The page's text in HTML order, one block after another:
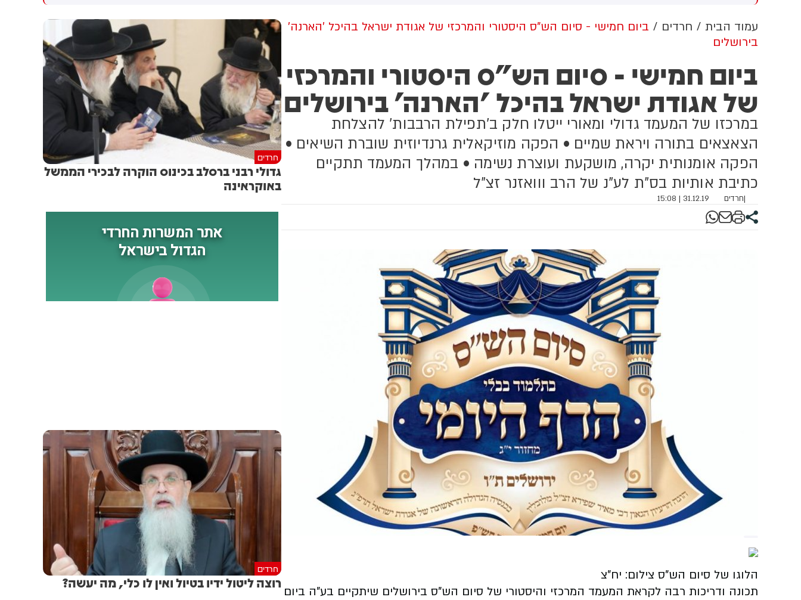
רפואי בזירה
עולה מניתוח חדש של
בצרפתית, אנגלית וספרדית,
בטענה שיהודים הם שהציתו
במכוון את השריפות בצרפת,
ספרד ונורבגיה בטרה להרוויח
פוליטית או כלכלית מהמצב.
הבוקר בשכונת בקעה בירושלים
בזמן מעבר בהורמוז, שלושה
מהם במהלך השבוע
עמוד הבית חרדים
ביום חמישי - סיום הש"ס היסטורי והמרכזי של אגודת ישראל בהיכל 'הארנה'
בירושלים
ביום חמישי - סיום הש"ס היסטורי והמרכזי
של אגודת ישראל בהיכל 'הארנה' בירושלים
במרכזו של המעמד גדולי ומאורי ייטלו חלק ב'תפילת הרבבות' להצלחת
הצאצאים בתורה ויראת שמיים • הפקה מוזיקאלית גרנדיוזית שוברת השיאים •
הפקה אומנותית יקרה, מושקעת ועוצרת נשימה • במהלך המעמד תתקיים
כתיבת אותיות בס"ת לע"נ של הרב ווואזנר זצ"ל
|חרדים 31.12.19 | 15:08
הלוגו של סיום הש"ס צילום: יח"צ
תכונה ודריכות רבה לקראת המעמד המרכזי והיסטורי של סיום הש"ס בירושלים שיתקיים בע"ה ביום
חרדים
גדולי רבני ברסלב בכינוס הוקרה לבכירי הממשל
באוקראינה
חרדים
רוצה ליטול ידיו בטיול ואין לו כלי, מה יעשה?